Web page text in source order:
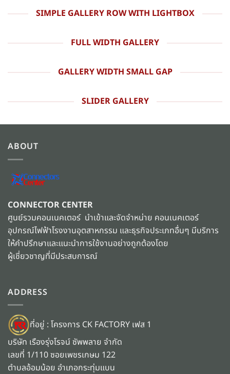
SIMPLE GALLERY ROW WITH LIGHTBOX
FULL WIDTH GALLERY
GALLERY WIDTH SMALL GAP
SLIDER GALLERY
ABOUT
CONNECTOR CENTER
ศูนย์รวมคอนเนคเตอร์ นำเข้าและจัดจำหน่าย คอนเนคเตอร์
อุปกรณ์ไฟฟ้าโรงงานอุตสาหกรรม และธุรกิจประเภทอื่นๆ มีบริการ
ให้คำปรึกษาและแนะนำการใช้งานอย่างถูกต้องโดย
ผู้เชี่ยวชาญที่มีประสบการณ์
ADDRESS
ที่อยู่ : โครงการ CK FACTORY เฟส 1
บริษัท เรืองรุ่งโรจน์ ซัพพลาย จำกัด
เลขที่ 1/110 ซอยเพชรเกษม 122
ตำบลอ้อมน้อย อำเภอกระทุ่มแบน